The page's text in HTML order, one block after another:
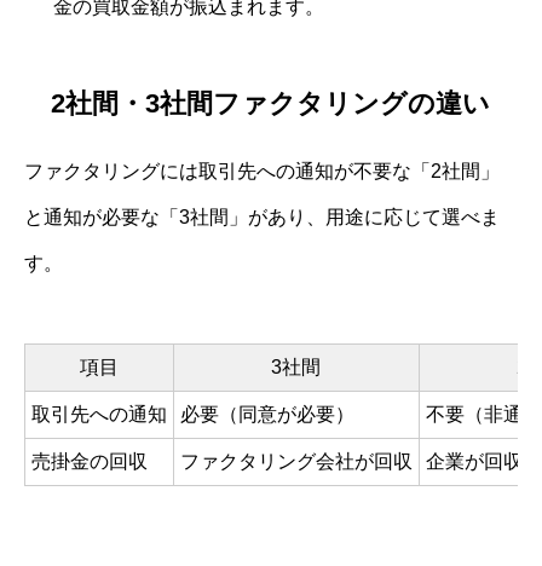
金の買取金額が振込まれます。
2社間・3社間ファクタリングの違い
ファクタリングには取引先への通知が不要な「2社間」
と通知が必要な「3社間」があり、用途に応じて選べま
す。
項目 3社間
取引先への通知 必要（同意が必要） 不要（非通
売掛金の回収 ファクタリング会社が回収 企業が回収